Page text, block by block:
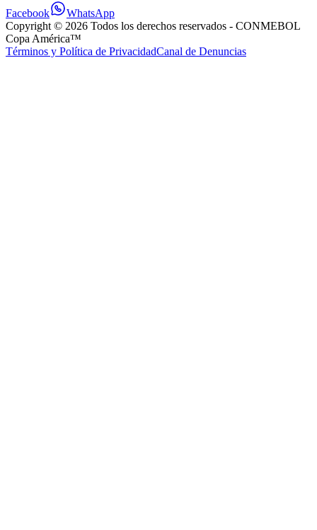
Facebook
WhatsApp
Copyright © 2026 Todos los derechos reservados - CONMEBOL
Copa América™
Términos y Política de PrivacidadCanal de Denuncias